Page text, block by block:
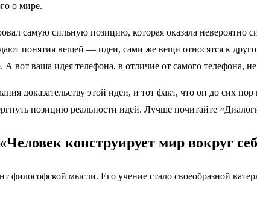
о мире.
самую сильную позицию, которая оказала невероятно
понятия вещей — идеи, сами же вещи относятся к
вот ваша идея телефона, в отличие от самого телефона,
доказательству этой идеи, и тот факт, что он до сих
позицию реальности идей. Лучше почитайте
конструирует мир вокруг
философской мысли. Его учение стало своеобразной